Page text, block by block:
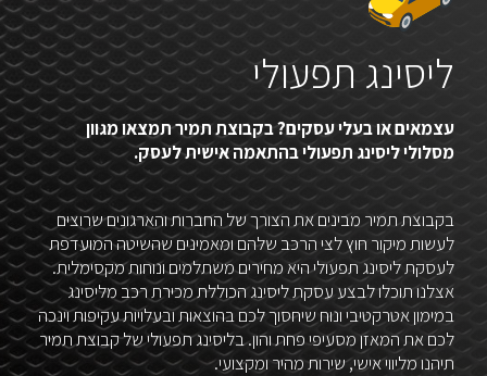
ליסינג תפעולי
עצמאים או בעלי עסקים? בקבוצת תמיר תמצאו מגוון
מסלולי ליסינג תפעולי בהתאמה אישית לעסק.
בקבוצת תמיר מבינים את הצורך של החברות והארגונים שרוצים
לעשות מיקור חוץ לצי הרכב שלהם ומאמינים שהשיטה המועדפת
לעסקת ליסינג תפעולי היא מחירים משתלמים ונוחות מקסימלית.
אצלנו תוכלו לבצע עסקת ליסינג הכוללת מכירת רכב מליסינג
במימון אטרקטיבי ונוח שיחסוך לכם בהוצאות ובעלויות עקיפות וינכה
לכם את המאזן מסעיפי פחת והון. בליסינג תפעולי של קבוצת תמיר
תיהנו מליווי אישי, שירות מהיר ומקצועי.